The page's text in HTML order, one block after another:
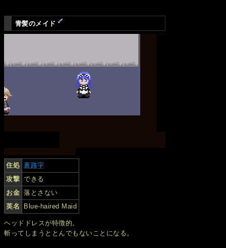
青髪のメイド
住処 裏路字
攻撃 できる
お金 落とさない
英名
Blue-haired Maid
ヘッドドレスが特徴的。
斬ってしまうととんでもないことになる。